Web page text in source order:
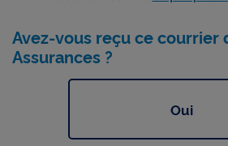
réponses
Avez-vous reçu ce courrier
Assurances ?
Oui